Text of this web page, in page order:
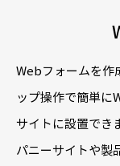
Webフォームを作
ップ操作で簡単に
サイトに設置でき
パニーサイトや製